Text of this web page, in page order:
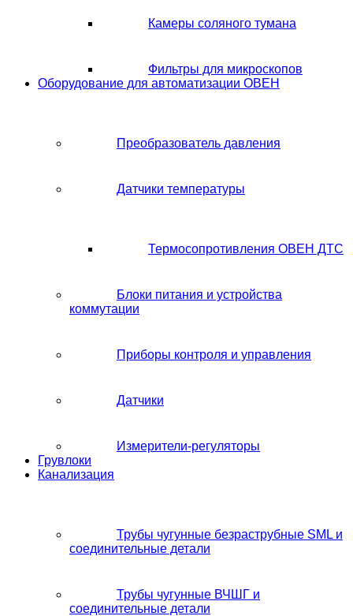
Камеры соляного тумана
Фильтры для микроскопов
Оборудование для автоматизации ОВЕН
Преобразователь давления
Датчики температуры
Термосопротивления ОВЕН ДТС
Блоки питания и устройства
коммутации
Приборы контроля и управления
Датчики
Измерители-регуляторы
Грувлоки
Канализация
Трубы чугунные безраструбные SML и
соединительные детали
Трубы чугунные ВЧШГ и
соединительные детали